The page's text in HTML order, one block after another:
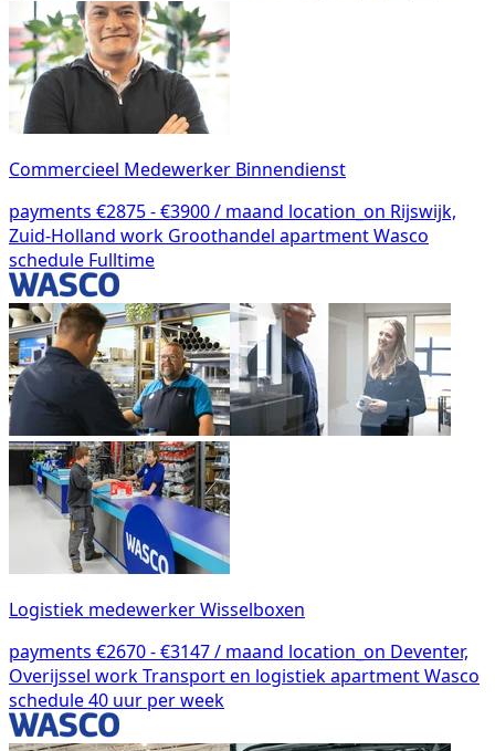
Commercieel Medewerker Binnendienst
payments €2875 - €3900 / maand location_on Rijswijk,
Zuid-Holland work Groothandel apartmentWasco
schedule Fulltime
Logistiek medewerker Wisselboxen
payments €2670 - €3147 / maand location_on Deventer,
Overijssel workTransport en logistiekapartmentWasco
schedule40 uur per week